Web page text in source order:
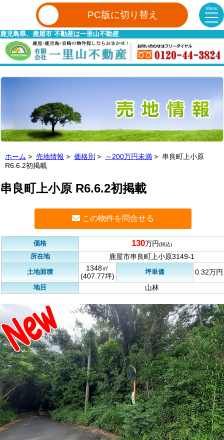
Menu
PC版に切り替え
鹿児島県、鹿屋市 不動産は一里山不動産
ホーム > 売地情報 > 価格別 > ～200万円未満 > 串良町上小原
R6.6.2初掲載
串良町上小原 R6.6.2初掲載
この物件を問合せる
価格 130万円(税込)
所在地
鹿屋市串良町上小原3149-1
土地面積
1348㎡
(407.77坪)
坪単価
0.32万円
地目
山林